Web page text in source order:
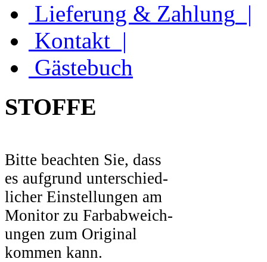
Lieferung & Zahlung |
Kontakt |
Gästebuch
STOFFE
Bitte beachten Sie, dass
es aufgrund unterschied-
licher Einstellungen am
Monitor zu Farbabweich-
ungen zum Original
kommen kann.